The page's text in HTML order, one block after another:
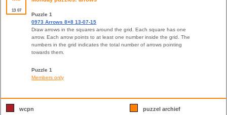
13 07
Puzzle 1
0973 Arrows 8×8 13-07-15
Draw arrows in the squares around the grid. Each square has one
arrow. Each arrow points to at least one number inside the grid. The
numbers in the grid indicates the total number of arrows pointing
towards them.
Puzzle 1
Members only
wcpn puzzel archief